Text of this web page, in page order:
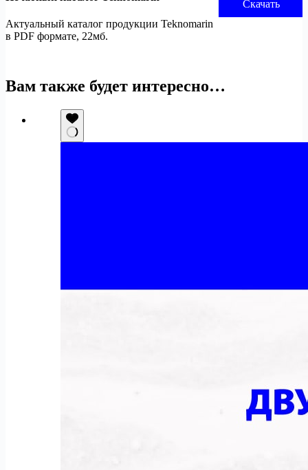
Скачать
Актуальный каталог продукции Teknomarin
в PDF формате, 22мб.
Вам также будет интересно…